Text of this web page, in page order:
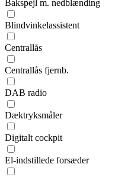
Bakspejl m. nedblænding
Blindvinkelassistent
Centrallås
Centrallås fjernb.
DAB radio
Dæktryksmåler
Digitalt cockpit
El-indstillede forsæder